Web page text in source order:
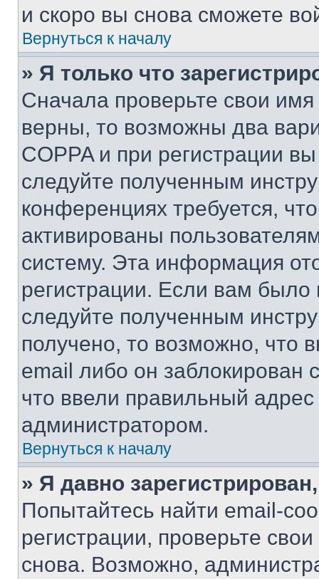
и скоро вы снова сможете
Вернуться к началу
» Я только что
Сначала проверьте свои
верны, то возможны два
COPPA и при регистрации
следуйте полученным
конференциях требуется,
активированы
систему. Эта информация
регистрации. Если вам
следуйте полученным
получено, то возможно, что
email либо он
что ввели правильный адрес
администратором.
Вернуться к началу
» Я давно
Попытайтесь найти email-
регистрации, проверьте
снова. Возможно,